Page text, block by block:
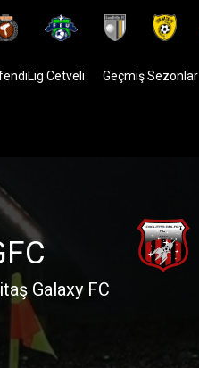
Cetveli Geçmiş Sezonlar
Galaxy FC